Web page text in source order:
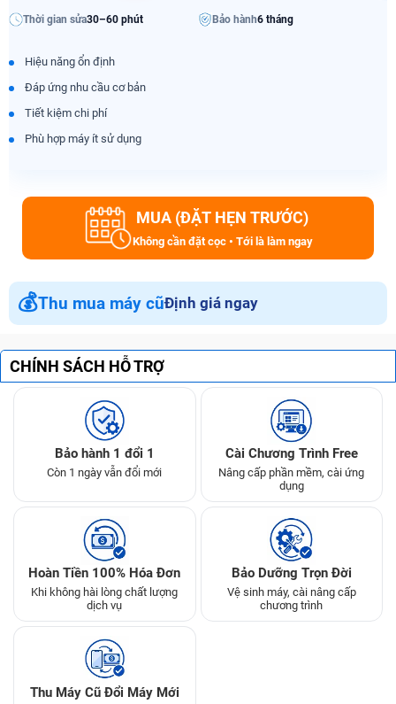
Thời gian sửa30–60 phút Bảo hành6 tháng
Hiệu năng ổn định
Đáp ứng nhu cầu cơ bản
Tiết kiệm chi phí
Phù hợp máy ít sử dụng
MUA (ĐẶT HẸN TRƯỚC)
Không cần đặt cọc • Tới là làm ngay
💰Thu mua máy cũĐịnh giá ngay
CHÍNH SÁCH HỖ TRỢ
Bảo hành 1 đổi 1
Còn 1 ngày vẫn đổi mới
Cài Chương Trình Free
Nâng cấp phần mềm, cài ứng
dụng
Hoàn Tiền 100% Hóa Đơn
Khi không hài lòng chất lượng
dịch vụ
Bảo Dưỡng Trọn Đời
Vệ sinh máy, cài nâng cấp
chương trình
Thu Máy Cũ Đổi Máy Mới